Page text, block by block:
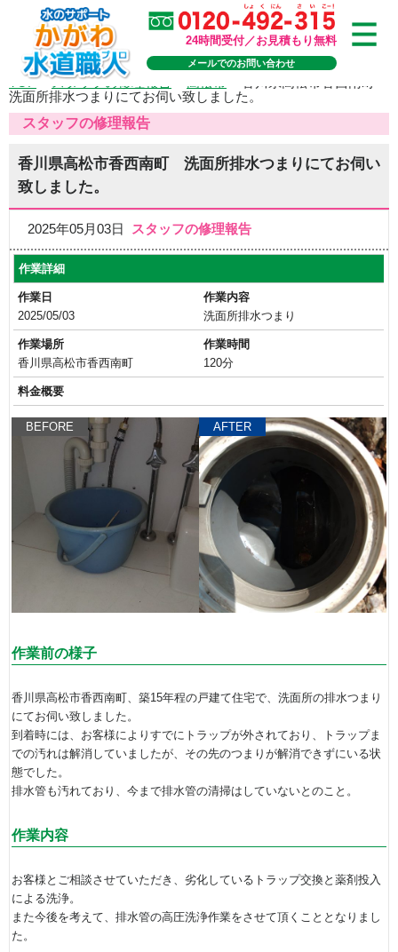
24時間受付／お見積もり無料
メールでのお問い合わせ
TOP>スタッフの修理報告
洗面所排水つまりにてお伺い致しました。
スタッフの修理報告
香川県高松市香西南町 洗面所排水つまりにてお伺い
致しました。
2025年05月03日 スタッフの修理報告
作業詳細
作業日
2025/05/03
作業内容
洗面所排水つまり
作業場所
香川県高松市香西南町
作業時間
120分
料金概要
BEFORE AFTER
作業前の様子
香川県高松市香西南町、築15年程の戸建て住宅で、洗面所の排水つまり
にてお伺い致しました。
到着時には、お客様によりすでにトラップが外されており、トラップま
での汚れは解消していましたが、その先のつまりが解消できずにいる状
態でした。
排水管も汚れており、今まで排水管の清掃はしていないとのこと。
作業内容
お客様とご相談させていただき、劣化しているトラップ交換と薬剤投入
による洗浄。
また今後を考えて、排水管の高圧洗浄作業をさせて頂くこととなりまし
た。